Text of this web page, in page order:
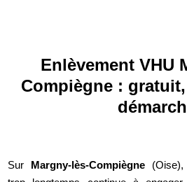
Enlèvement VHU
Compiègne :
Sur Margny-lès-Compiègne(Oise),